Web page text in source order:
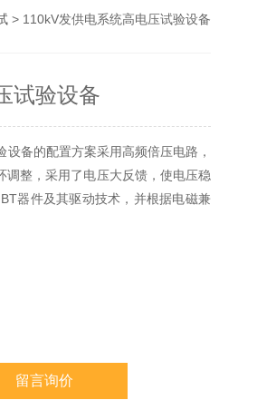
> 110kV发供电系统高电压试验设备
试验设备
备的配置方案采用高频倍压电路，
调整，采用了电压大反馈，使电压稳
器件及其驱动技术，并根据电磁兼
留言询价